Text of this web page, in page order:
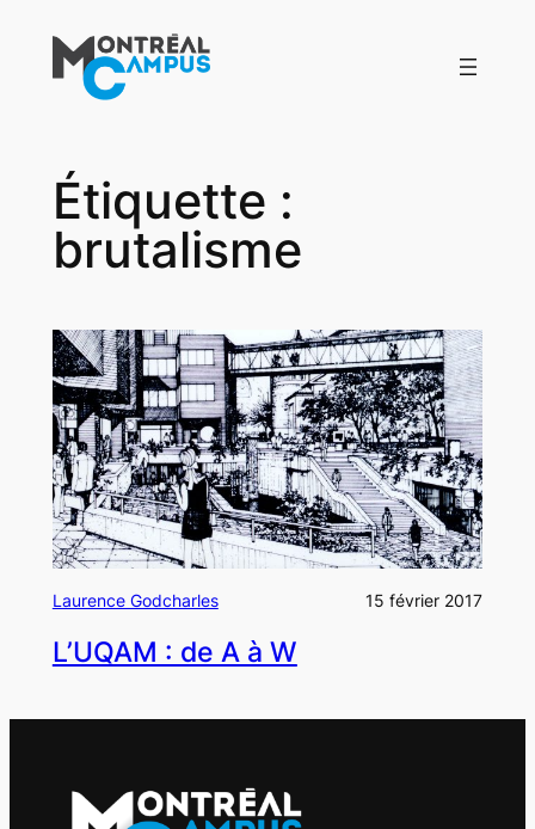
contenu
Étiquette :
brutalisme
Laurence Godcharles 15 février 2017
L’UQAM : de A à W